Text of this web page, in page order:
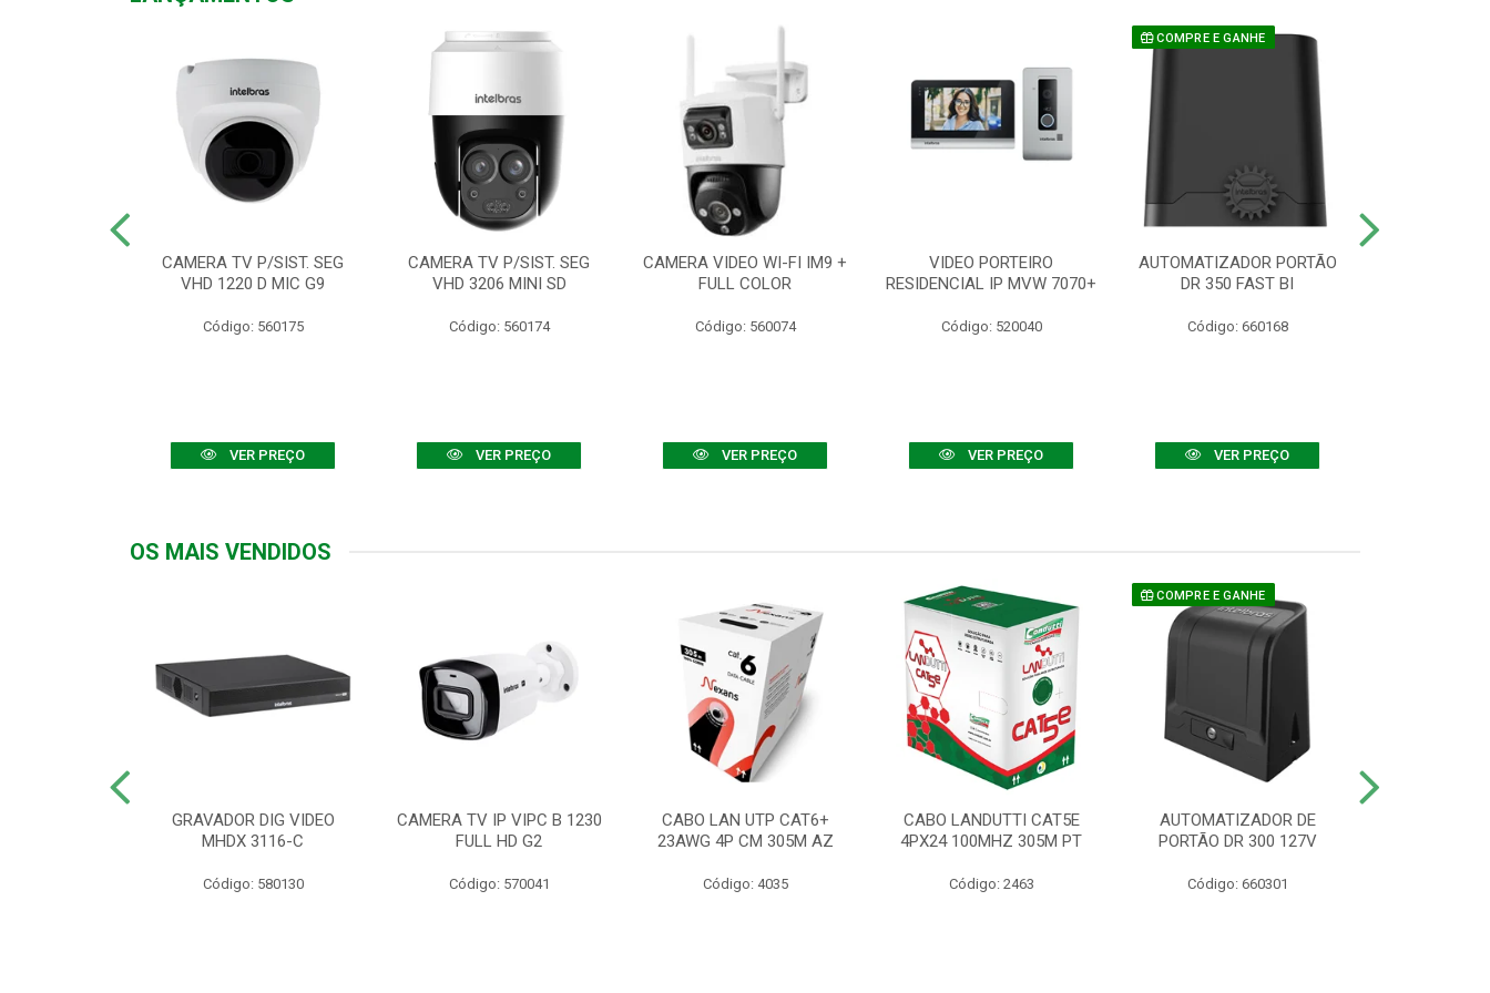
CAMERA TV P/SIST. SEG
VHD 1220 D MIC G9
Código: 560175
VER PREÇO
CAMERA TV P/SIST. SEG
VHD 3206 MINI SD
Código: 560174
VER PREÇO
CAMERA VIDEO WI-FI IM9 +
FULL COLOR
Código: 560074
VER PREÇO
VIDEO PORTEIRO
RESIDENCIAL IP MVW 7070+
Código: 520040
VER PREÇO
COMPRE E GANHE
AUTOMATIZADOR PORTÃO
DR 350 FAST BI
Código: 660168
VER PREÇO
OS MAIS VENDIDOS
GRAVADOR DIG VIDEO
MHDX 3116-C
Código: 580130
CAMERA TV IP VIPC B 1230
FULL HD G2
Código: 570041
CABO LAN UTP CAT6+
23AWG 4P CM 305M AZ
Código: 4035
CABO LANDUTTI CAT5E
4PX24 100MHZ 305M PT
Código: 2463
COMPRE E GANHE
AUTOMATIZADOR DE
PORTÃO DR 300 127V
Código: 660301